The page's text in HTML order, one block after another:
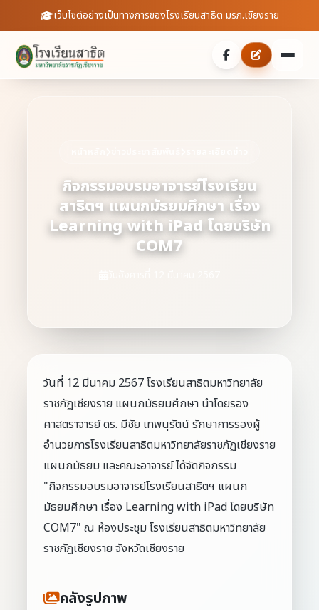
เว็บไซต์อย่างเป็นทางการของโรงเรียนสาธิต มรภ.เชียงราย
ประวัติความเป็นมา
บุคลากร
สถิตินักเรียน
ประชาสัมพันธ์
ข่าวสารจากโรงเรียน
สายตรงผู้อำนวยการ
กิจกรรมอบรมอาจารย์โรงเรียน
สาธิตฯ แผนกมัธยมศึกษา เรื่อง
Learning with iPad โดยบริษัท
COM7
วันที่ 12 มีนาคม 2567 โรงเรียนสาธิตมหาวิทยาลัย
ราชภัฏเชียงราย แผนกมัธยมศึกษา นำโดยรอง
ศาสตราจารย์ ดร. มีชัย เทพนุรัตน์ รักษาการรองผู้
อำนวยการโรงเรียนสาธิตมหาวิทยาลัยราชภัฏเชียงราย
แผนกมัธยม และคณะอาจารย์ ได้จัดกิจกรรม
"กิจกรรมอบรมอาจารย์โรงเรียนสาธิตฯ แผนก
มัธยมศึกษา เรื่อง Learning with iPad โดยบริษัท
COM7" ณ ห้องประชุม โรงเรียนสาธิตมหาวิทยาลัย
ราชภัฏเชียงราย จังหวัดเชียงราย
คลังรูปภาพ